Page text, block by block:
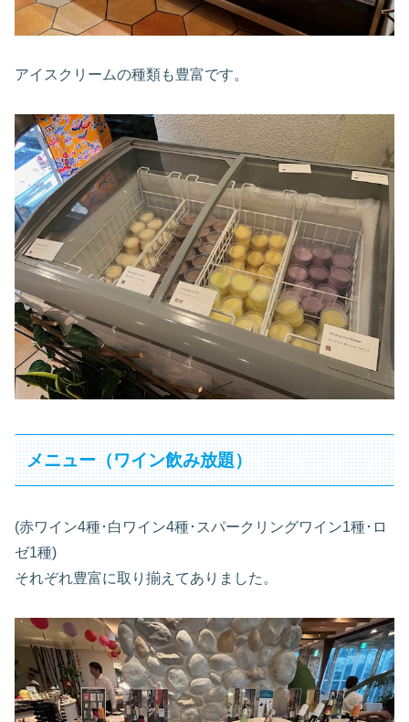
アイスクリームの種類も豊富です。
メニュー（ワイン飲み放題）
(赤ワイン4種･白ワイン4種･スパークリングワイン1種･ロ
ゼ1種)
それぞれ豊富に取り揃えてありました。